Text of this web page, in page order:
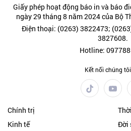
Giấy phép hoạt động báo in và báo
ngày 29 tháng 8 năm 2024 của Bộ
Điện thoại: (0263) 3822473;
3827608.
Hotline:
Kết nối chúng
Chính trị
Kinh tế
Đời